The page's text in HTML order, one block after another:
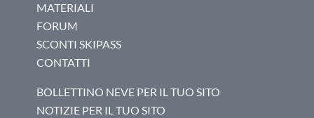
MATERIALI
FORUM
SCONTI SKIPASS
CONTATTI
BOLLETTINO NEVE PER IL TUO SITO
NOTIZIE PER IL TUO SITO